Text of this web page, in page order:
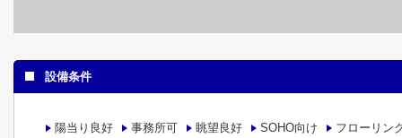
設備条件
陽当り良好 事務所可 眺望良好 SOHO向け
フローリン